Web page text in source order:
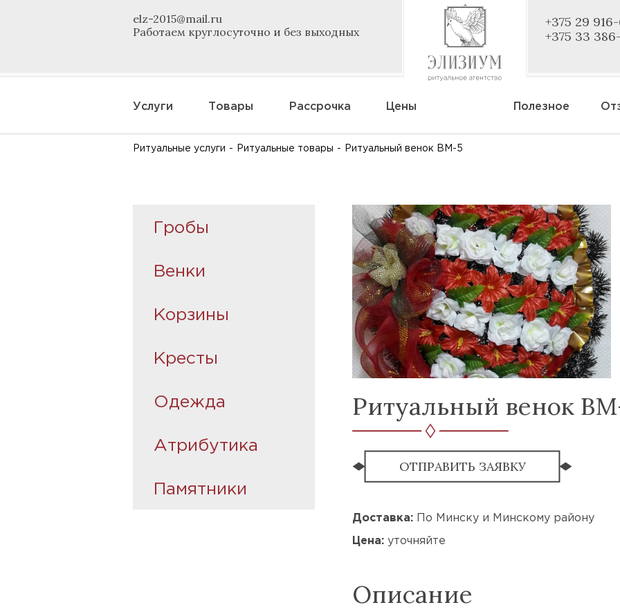
elz-2015@mail.ru
Работаем круглосуточно и без выходных
+375 29
+375 33
Услуги Товары Рассрочка Цены Полезное
Ритуальные услуги - Ритуальные товары - Ритуальный венок ВМ-5
Гробы
Венки
Корзины
Кресты
Одежда
Атрибутика
Памятники
Ритуальный венок
ОТПРАВИТЬ ЗАЯВКУ
Доставка: По Минску и Минскому району
Цена: уточняйте
Описание